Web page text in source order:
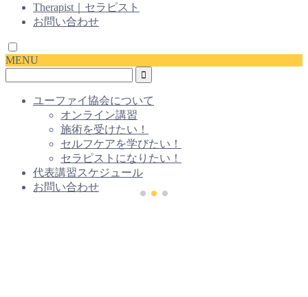
Therapist｜セラピスト
お問い合わせ
MENU
ユーファイ協会について
オンライン講習
施術を受けたい！
セルフケアを学びたい！
セラピストになりたい！
代表講習スケジュール
お問い合わせ